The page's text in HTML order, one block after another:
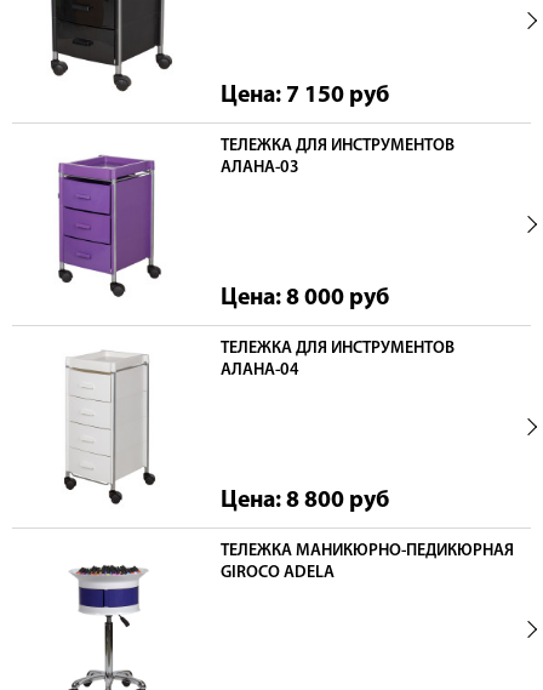
Цена: 7 150 руб
ТЕЛЕЖКА ДЛЯ ИНСТРУМЕНТОВ
АЛАНА-03
Цена: 8 000 руб
ТЕЛЕЖКА ДЛЯ ИНСТРУМЕНТОВ
АЛАНА-04
Цена: 8 800 руб
ТЕЛЕЖКА МАНИКЮРНО-ПЕДИКЮРНАЯ
GIROCO ADELA